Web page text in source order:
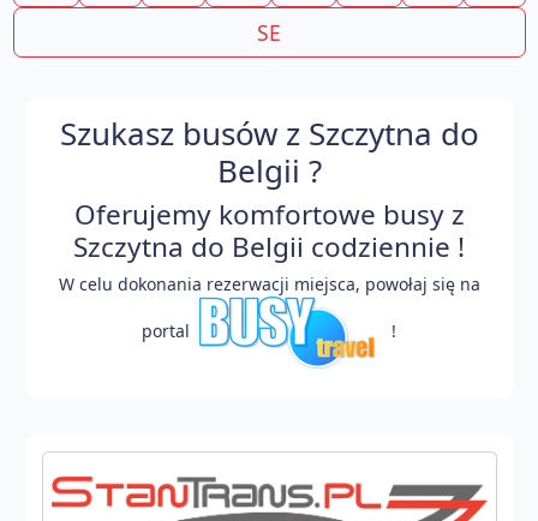
SE
Szukasz busów z Szczytna do
Belgii ?
Oferujemy komfortowe busy z
Szczytna do Belgii codziennie !
W celu dokonania rezerwacji miejsca, powołaj się na
portal !